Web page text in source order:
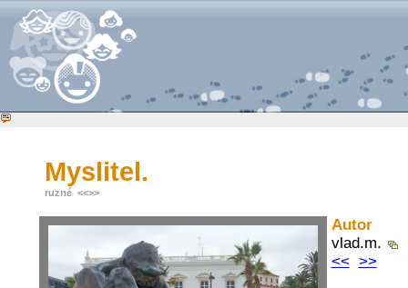
Myslitel.
ruzné <<>>
Autor
vlad.m.
<< >>